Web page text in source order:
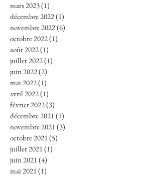
mars 2023(1)
décembre 2022(1)
novembre 2022(6)
octobre 2022(1)
août 2022(1)
juillet 2022(1)
juin 2022(2)
mai 2022(1)
avril 2022(1)
février 2022(3)
décembre 2021 (1)
novembre 2021 (3)
octobre 2021 (5)
juillet 2021 (1)
juin 2021 (4)
mai 2021 (1)